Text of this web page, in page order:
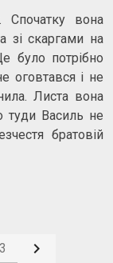
Спочатку вона
зі скаргами на
було потрібно
оговтався і не
Листа вона
туди Василь не
братовій
3 